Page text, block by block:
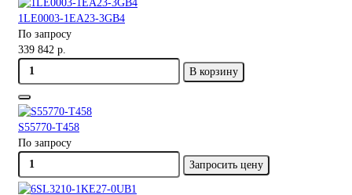
1LE0003-1EA23-3GB4
По запросу
339 842 р.
В корзину
S55770-T458
По запросу
Запросить цену